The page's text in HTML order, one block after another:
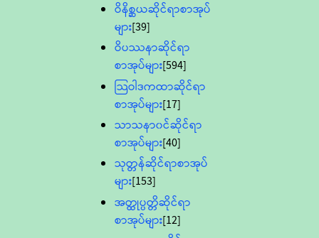
ဝိနိစ္ဆယဆိုင်ရာစာအုပ်
များ[39]
ဝိပဿနာဆိုင်ရာ
စာအုပ်များ[594]
သြဝါဒကထာဆိုင်ရာ
စာအုပ်များ[17]
သာသနာ၀င်ဆိုင်ရာ
စာအုပ်များ[40]
သုတ္တန်ဆိုင်ရာစာအုပ်
များ[153]
အတ္ထုပ္ပတ္တိဆိုင်ရာ
စာအုပ်များ[12]